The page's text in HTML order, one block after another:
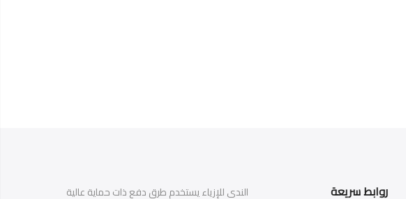
روابط سريعة الندى للإزياء يستخدم طرق دفع ذات حماية عالية